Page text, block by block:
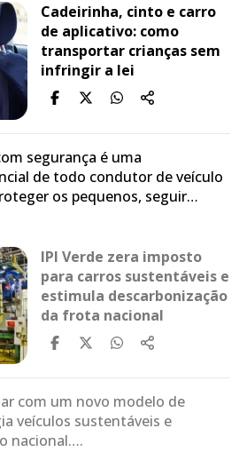
Cadeirinha, cinto e carro
de aplicativo: como
transportar crianças sem
infringir a lei
segurança é uma
de todo condutor de veículo
os pequenos, seguir…
IPI Verde zera imposto
para carros sustentáveis e
estimula descarbonização
da frota nacional
com um novo modelo de
veículos sustentáveis e
nacional….